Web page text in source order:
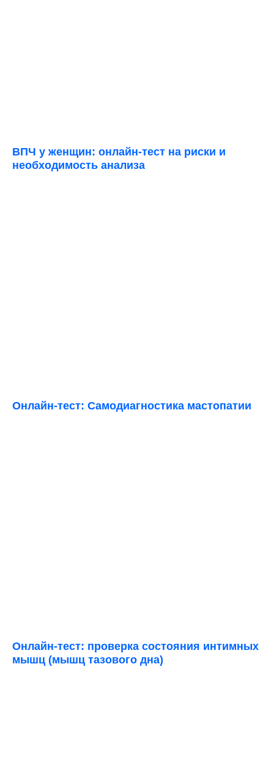
ВПЧ у женщин: онлайн-тест на риски и
необходимость анализа
Онлайн-тест: Самодиагностика мастопатии
Онлайн-тест: проверка состояния интимных
мышц (мышц тазового дна)